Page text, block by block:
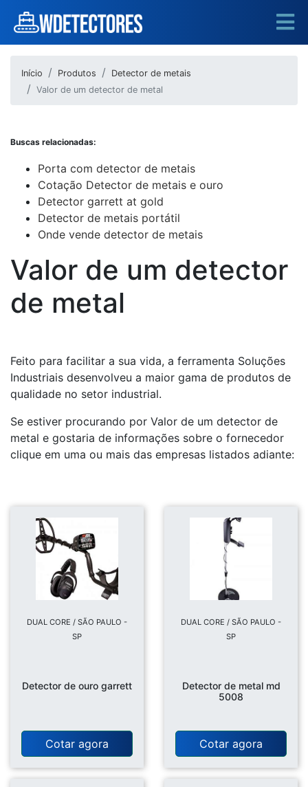
Início Produtos
Detector de metais
Valor de um detector de metal
Buscas relacionadas:
Porta com detector de metais
Cotação Detector de metais e ouro
Detector garrett at gold
Detector de metais portátil
Onde vende detector de metais
Valor de um detector
de metal
Feito para facilitar a sua vida, a ferramenta Soluções
Industriais desenvolveu a maior gama de produtos de
qualidade no setor industrial.
Se estiver procurando por Valor de um detector de
metal e gostaria de informações sobre o fornecedor
clique em uma ou mais das empresas listados adiante:
DUAL CORE / SÃO PAULO -
SP
Detector de ouro garrett
Cotar agora
DUAL CORE / SÃO PAULO -
SP
Detector de metal md
5008
Cotar agora